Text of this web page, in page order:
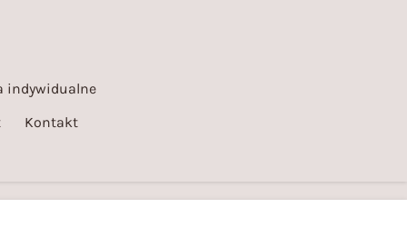
indywidualne
Kontakt